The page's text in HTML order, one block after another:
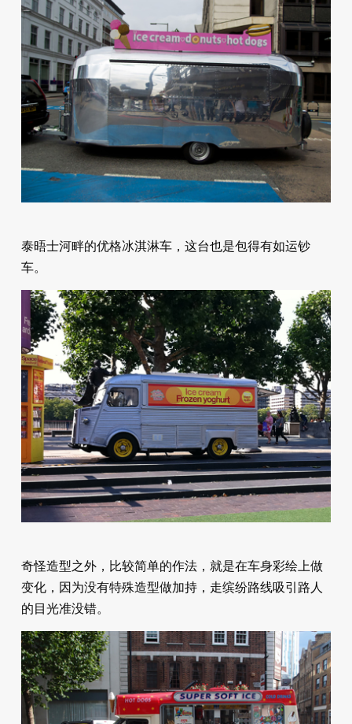
泰晤士河畔的优格冰淇淋车，这台也是包得有如运钞
车。
奇怪造型之外，比较简单的作法，就是在车身彩绘上做
变化，因为没有特殊造型做加持，走缤纷路线吸引路人
的目光准没错。